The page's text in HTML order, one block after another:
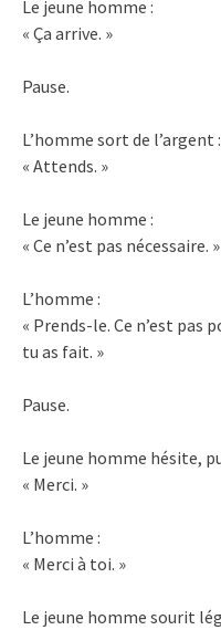
Le jeune homme :
« Ça arrive. »
Pause.
L’homme sort de l’argent :
« Attends. »
Le jeune homme :
« Ce n’est pas nécessaire. »
L’homme :
« Prends-le. Ce n’est pas
tu as fait. »
Pause.
Le jeune homme hésite,
« Merci. »
L’homme :
« Merci à toi. »
Le jeune homme sourit